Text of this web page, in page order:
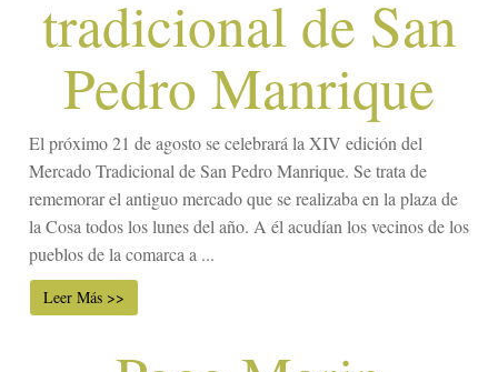
tradicional de San
Pedro Manrique
El próximo 21 de agosto se celebrará la XIV edición del
Mercado Tradicional de San Pedro Manrique. Se trata de
rememorar el antiguo mercado que se realizaba en la plaza de
la Cosa todos los lunes del año. A él acudían los vecinos de los
pueblos de la comarca a ...
Leer Más >>